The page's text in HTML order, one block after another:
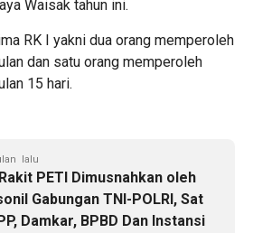
Waisak tahun ini.
RK I yakni dua orang memperoleh
dan satu orang memperoleh
15 hari.
lalu
PETI Dimusnahkan oleh
Gabungan TNI-POLRI, Sat
Damkar, BPBD Dan Instansi